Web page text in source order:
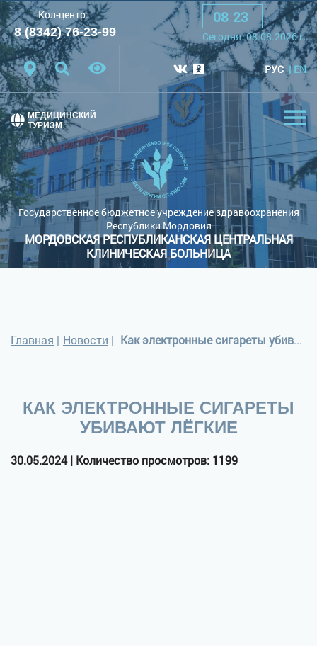
Шрифт: A A A
Цветовая схема: Черная схема
Обычный сайт
Кол-центр:
8 (8342) 76-23-99
08 23
Cегодня:08.08.2026г.
РУС EN
Государственное бюджетное учреждение здравоохранения
Республики Мордовия
МОРДОВСКАЯ РЕСПУБЛИКАНСКАЯ ЦЕНТРАЛЬНАЯ
КЛИНИЧЕСКАЯ БОЛЬНИЦА
МЕДИЦИНСКИЙ
ТУРИЗМ
Главная | Новости | Как электронные сигареты убивают лёгкие
КАК ЭЛЕКТРОННЫЕ СИГАРЕТЫ
УБИВАЮТ ЛЁГКИЕ
30.05.2024 | Количество просмотров: 1199